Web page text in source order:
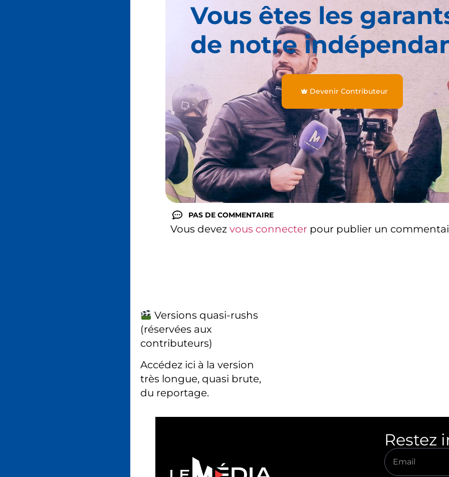
Vous êtes les
de notre
Devenir Contributeur
PAS DE COMMENTAIRE
Vous devez vous connecter pour publier un
Versions quasi-rushs
(réservées aux
contributeurs)
Accédez ici à la version
très longue, quasi brute,
du reportage.
Restez